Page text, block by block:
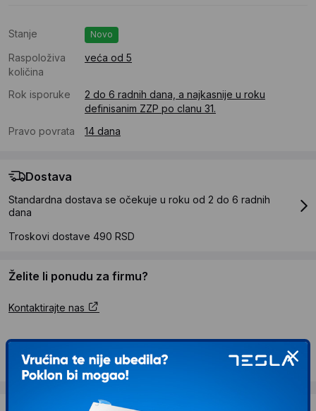
Stanje Novo
Raspoloživa
količina
veća od 5
Rok isporuke
2 do 6 radnih dana, a najkasnije u roku
definisanim ZZP po clanu 31.
Pravo povrata
14 dana
Dostava
Standardna dostava se očekuje u roku od 2 do 6 radnih
dana
Troskovi dostave 490 RSD
Želite li ponudu za firmu?
Kontaktirajte nas
Opis proizvoda LUMAX LED sijalica GU10 –
8W 3000